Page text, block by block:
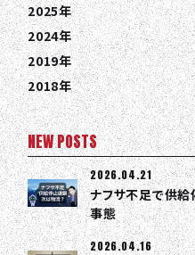
2025年
2024年
2019年
2018年
NEW POSTS
2026.04.21
ナフサ不足で供
事態
2026.04.16